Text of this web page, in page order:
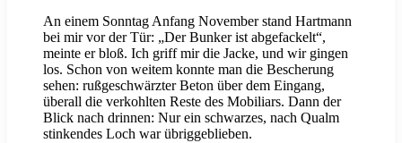
An einem Sonntag Anfang November stand Hartmann
bei mir vor der Tür: „Der Bunker ist abgefackelt“,
meinte er bloß. Ich griff mir die Jacke, und wir gingen
los. Schon von weitem konnte man die Bescherung
sehen: rußgeschwärzter Beton über dem Eingang,
überall die verkohlten Reste des Mobiliars. Dann der
Blick nach drinnen: Nur ein schwarzes, nach Qualm
stinkendes Loch war übriggeblieben.